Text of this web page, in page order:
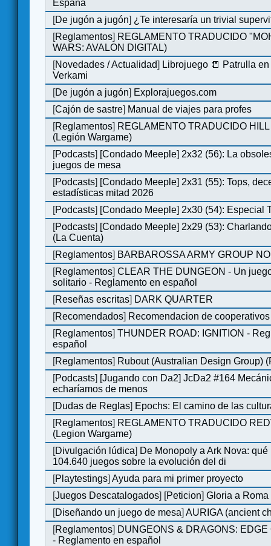
España
[De jugón a jugón] ¿Te interesaría un trivial
[Reglamentos] REGLAMENTO TRADUCIDO
WARS: AVALON DIGITAL)
[Novedades / Actualidad] Librojuego 📒 Patrulla
Verkami
[De jugón a jugón] Explorajuegos.com
[Cajón de sastre] Manual de viajes para profes
[Reglamentos] REGLAMENTO TRADUCIDO
(Legión Wargame)
[Podcasts] [Condado Meeple] 2x32 (56): La
juegos de mesa
[Podcasts] [Condado Meeple] 2x31 (55): Tops,
estadísticas mitad 2026
[Podcasts] [Condado Meeple] 2x30 (54): Especial
[Podcasts] [Condado Meeple] 2x29 (53):
(La Cuenta)
[Reglamentos] BARBAROSSA ARMY GROUP
[Reglamentos]CLEAR THE DUNGEON - Un
solitario - Reglamento en español
[Reseñas escritas] DARK QUARTER
[Recomendados] Recomendacion de
[Reglamentos]THUNDER ROAD: IGNITION -
español
[Reglamentos] Rubout (Australian Design Group)
[Podcasts] [Jugando con Da2] JcDa2 #164
echaríamos de menos
[Dudas de Reglas] Epochs: El camino de las
[Reglamentos] REGLAMENTO TRADUCIDO
(Legion Wargame)
[Divulgación lúdica] De Monopoly a Ark Nova:
104.640 juegos sobre la evolución del di
[Playtestings]Ayuda para mi primer proyecto
[Juegos Descatalogados] [Peticion] Gloria a Roma
[Diseñando un juego de mesa]AURIGA (ancient
[Reglamentos] DUNGEONS & DRAGONS:
- Reglamento en español